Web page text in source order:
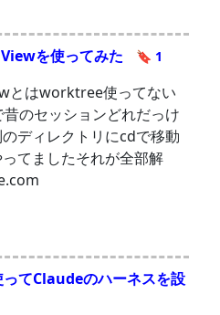
を使ってみた 🔖 1
とはworktree使ってない
のセッションどれだっけ
ディレクトリにcdで移動
てましたそれが全部解
てClaudeのハーネスを設